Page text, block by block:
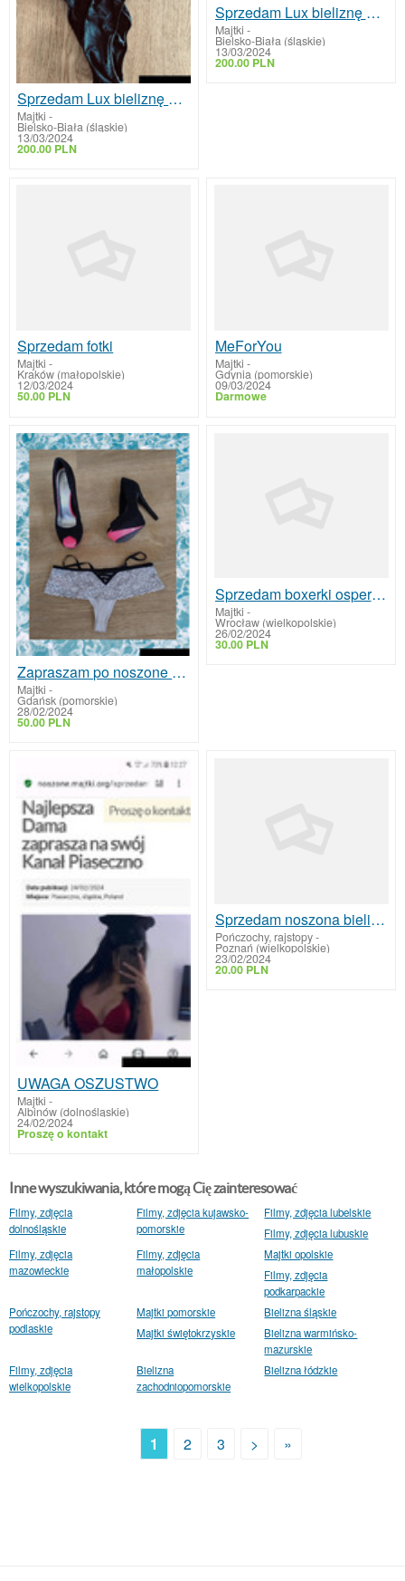
Sprzedam Lux bieliznę nieogolona
Majtki -
Bielsko-Biała (śląskie)
13/03/2024
200.00 PLN
Sprzedam Lux bieliznę nieogolona
Majtki -
Bielsko-Biała (śląskie)
13/03/2024
200.00 PLN
Sprzedam fotki
Majtki -
Kraków (małopolskie)
12/03/2024
50.00 PLN
MeForYou
Majtki -
Gdynia (pomorskie)
09/03/2024
Darmowe
Zapraszam po noszone majtki od Polskiej Damy
Majtki -
Gdańsk (pomorskie)
28/02/2024
50.00 PLN
Sprzedam boxerki ospermione znoszone
Majtki -
Wrocław (wielkopolskie)
26/02/2024
30.00 PLN
UWAGA OSZUSTWO
Majtki -
Albinów (dolnośląskie)
24/02/2024
Proszę o kontakt
Sprzedam noszona bieliznę
Pończochy, rajstopy-
Poznań (wielkopolskie)
23/02/2024
20.00 PLN
Inne wyszukiwania, które mogą Cię zainteresować
Filmy, zdjęcia
dolnośląskie
Filmy, zdjęcia kujawsko-
pomorskie
Filmy, zdjęcia lubelskie
Filmy, zdjęcia lubuskie
Filmy, zdjęcia
mazowieckie
Filmy, zdjęcia
małopolskie
Majtki opolskie
Filmy, zdjęcia
podkarpackie
Pończochy, rajstopy
podlaskie
Majtki pomorskie
Bielizna śląskie
Majtki świętokrzyskie
Bielizna warmińsko-
mazurskie
Filmy, zdjęcia
wielkopolskie
Bielizna
zachodniopomorskie
Bielizna łódzkie
1 2 3 > »